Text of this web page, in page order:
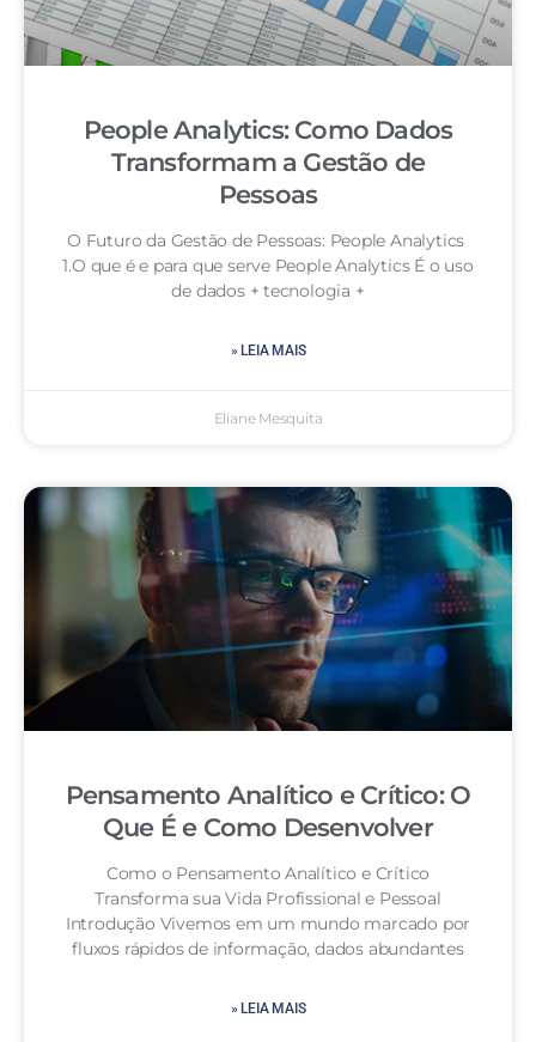
People Analytics: Como Dados
Transformam a Gestão de
Pessoas
O Futuro da Gestão de Pessoas: People Analytics
1.O que é e para que serve People Analytics É o uso
de dados + tecnologia +
» LEIA MAIS
Eliane Mesquita
Pensamento Analítico e Crítico: O
Que É e Como Desenvolver
Como o Pensamento Analítico e Crítico
Transforma sua Vida Profissional e Pessoal
Introdução Vivemos em um mundo marcado por
fluxos rápidos de informação, dados abundantes
» LEIA MAIS